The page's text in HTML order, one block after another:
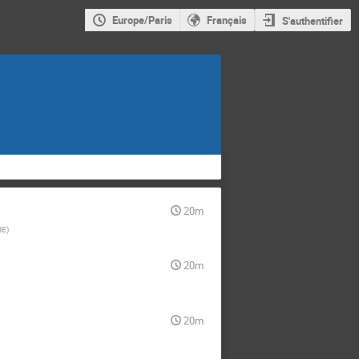
Europe/Paris Français S'authentifier
20m
)
20m
20m